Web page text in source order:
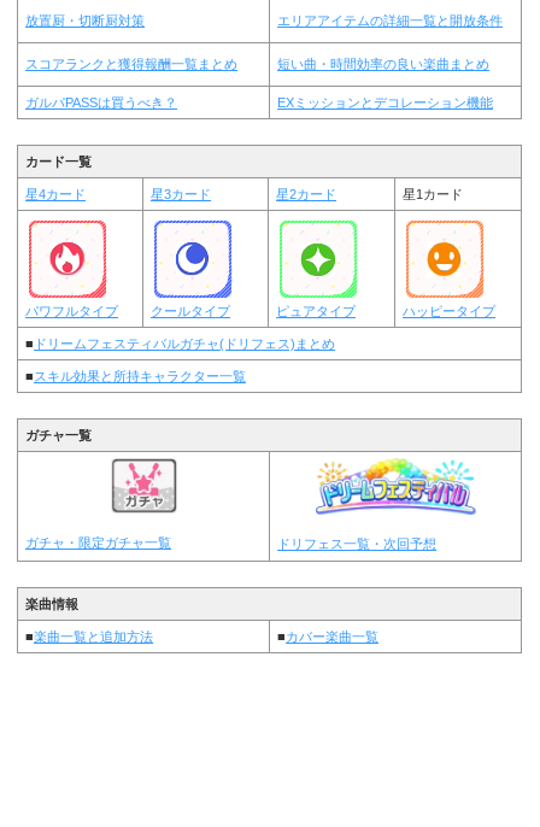
放置厨・切断厨対策 エリアアイテムの詳細一覧と開放条件
スコアランクと獲得報酬一覧まとめ 短い曲・時間効率の良い楽曲まとめ
ガルパPASSは買うべき？ EXミッションとデコレーション機能
カード一覧
星4カード 星3カード 星2カード 星1カード
パワフルタイプ クールタイプ ピュアタイプ ハッピータイプ
■ ドリームフェスティバルガチャ(ドリフェス)まとめ
■スキル効果と所持キャラクター一覧
ガチャ一覧
ガチャ・限定ガチャ一覧 ドリフェス一覧・次回予想
楽曲情報
■楽曲一覧と追加方法 ■カバー楽曲一覧